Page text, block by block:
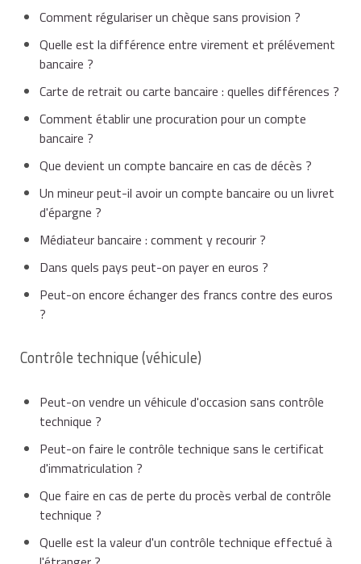
Comment régulariser un chèque sans provision ?
Quelle est la différence entre virement et prélévement
bancaire ?
Carte de retrait ou carte bancaire : quelles différences ?
Comment établir une procuration pour un compte
bancaire ?
Que devient un compte bancaire en cas de décès ?
Un mineur peut-il avoir un compte bancaire ou un livret
d'épargne ?
Médiateur bancaire : comment y recourir ?
Dans quels pays peut-on payer en euros ?
Peut-on encore échanger des francs contre des euros
?
Contrôle technique (véhicule)
Peut-on vendre un véhicule d'occasion sans contrôle
technique ?
Peut-on faire le contrôle technique sans le certificat
d'immatriculation ?
Que faire en cas de perte du procès verbal de contrôle
technique ?
Quelle est la valeur d'un contrôle technique effectué à